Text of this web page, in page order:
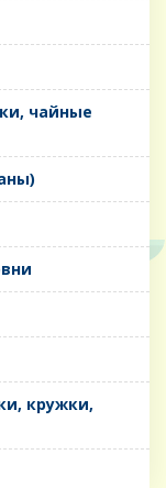
чайные
кружки,